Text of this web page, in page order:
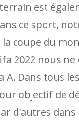
est
ce sport,
coupe du
2022 nous ne
A. Dans tous
objectif de
d'autres dans